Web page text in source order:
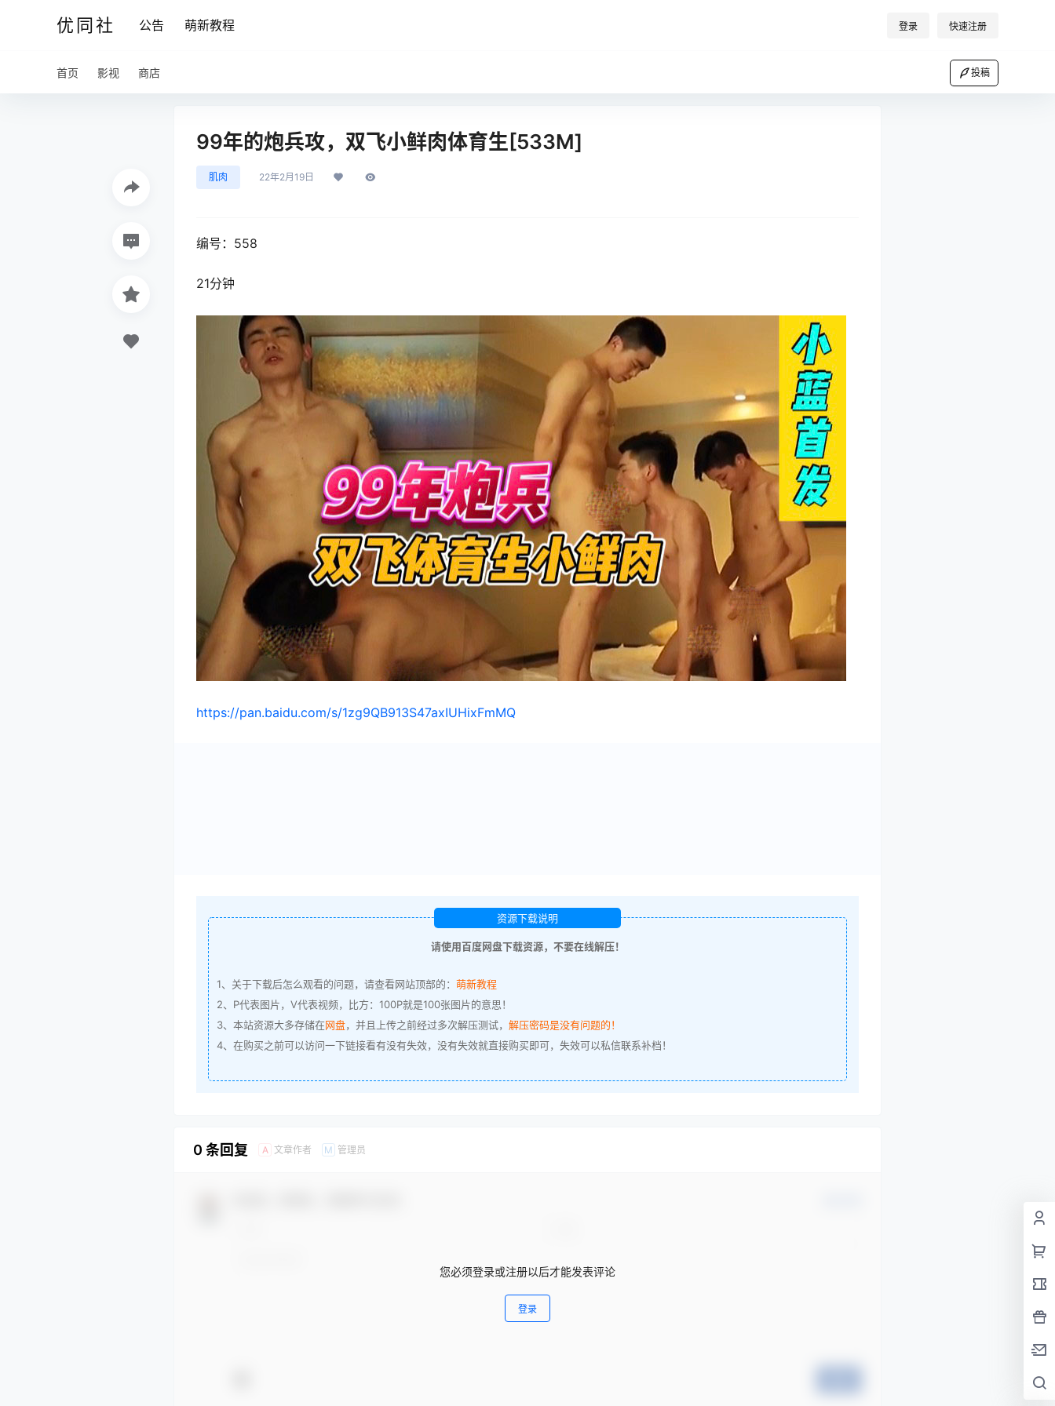
优同社 公告 萌新教程 登录 快速注册
首页 影视 商店 投稿
99年的炮兵攻，双飞小鲜肉体育生[533M]
肌肉 22年2月19日
编号：558
21分钟
https://pan.baidu.com/s/1zg9QB913S47axIUHixFmMQ
资源下载说明
请使用百度网盘下载资源，不要在线解压！
1、关于下载后怎么观看的问题，请查看网站顶部的： 萌新教程
2、P代表图片，V代表视频，比方：100P就是100张图片的意思！
3、本站资源大多存储在网盘，并且上传之前经过多次解压测试， 解压密码是没有问题的！
4、在购买之前可以访问一下链接看有没有失效，没有失效就直接购买即可，失效可以私信联系补档！
0 条回复 A 文章作者 M 管理员
您必须登录或注册以后才能发表评论
登录